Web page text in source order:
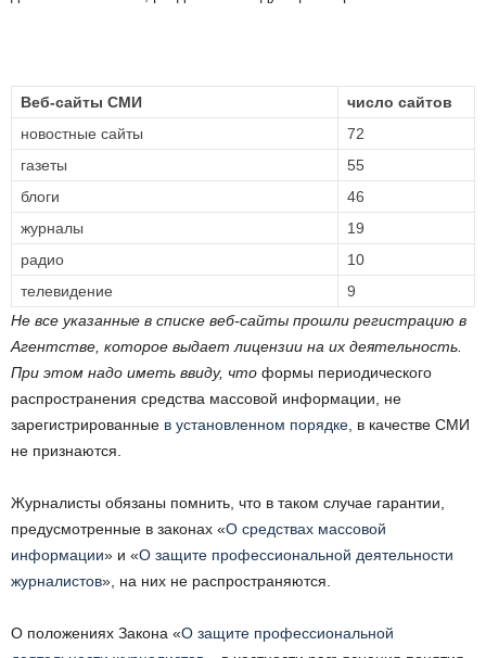
Веб-сайты СМИ
число сайтов
новостные сайты
72
газеты
55
блоги
46
журналы
19
радио
10
телевидение
9
Не все указанные в списке веб-сайты прошли регистрацию в
Агентстве, которое выдает лицензии на их деятельность.
При этом надо иметь ввиду, что формы периодического
распространения средства массовой информации, не
зарегистрированные в установленном порядке, в качестве СМИ
не признаются.
Журналисты обязаны помнить, что в таком случае гарантии,
предусмотренные в законах «О средствах массовой
информации» и «О защите профессиональной деятельности
журналистов», на них не распространяются.
О положениях Закона «О защите профессиональной